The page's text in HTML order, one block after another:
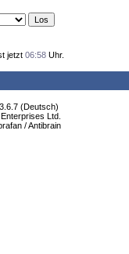
jetzt 06:58 Uhr.
(Deutsch)
Ltd.
/ Antibrain